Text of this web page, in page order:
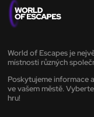
World of Escapes je
místnosti různých
Poskytujeme informace
ve vašem městě.
hru!